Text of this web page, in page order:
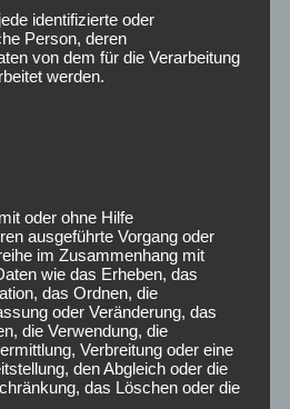
1851529 bei uns an, um die
Auf diese Weise
schnellstmögliche
nicht Voraussetzung für
des Widerrufsrechts sind.
genannten Preise
Mehrwertsteuer und
Deutschland,
in Höhe von 3,00€. Über
keine Versandkosten
identifizierte oder
Person, deren
von dem für die Verarbeitung
werden.
oder ohne Hilfe
ausgeführte Vorgang oder
im Zusammenhang mit
wie das Erheben, das
das Ordnen, die
oder Veränderung, das
die Verwendung, die
Verbreitung oder eine
den Abgleich oder die
das Löschen oder die